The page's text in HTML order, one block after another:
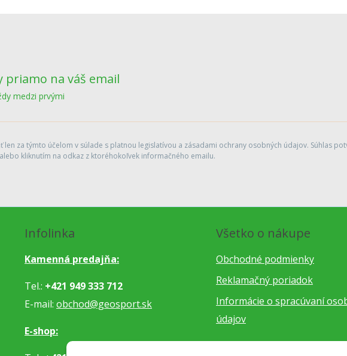
priamo na váš email
medzi prvými
za týmto účelom v súlade s platnou legislatívou a zásadami ochrany osobných údajov. Súhlas
kliknutím na odkaz z ktoréhokoľvek informačného emailu.
Infolinka
Kamenná predajňa:
Tel.: +421 949 333 712
E-mail: obchod@geosport.sk
E-shop:
Všetko o nákupe
Obchodné podmienky
Reklamačný poriadok
Informácie o spracúvaní
údajov